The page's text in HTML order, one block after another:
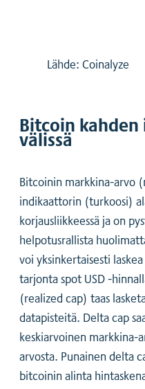
Lähde: Coinalyze
Bitcoin
välissä
Bitcoinin markkina-arvo
indikaattorin (turkoosi)
korjausliikkeessä ja on
helpotusrallista
voi yksinkertaisesti
tarjonta spot USD -
(realized cap) taas
datapisteitä. Delta cap
keskiarvoinen
arvosta. Punainen delta
bitcoinin alinta